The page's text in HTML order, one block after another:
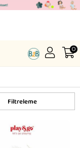
0
Filtreleme